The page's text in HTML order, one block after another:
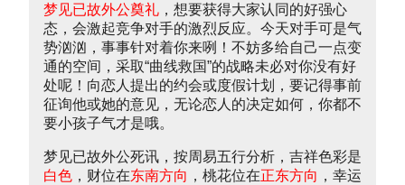
梦见已故外公奠礼 ，想要获得大家认同的好强心
态，会激起竞争对手的激烈反应。今天对手可是气
势汹汹，事事针对着你来咧！不妨多给自己一点变
通的空间，采取“曲线救国”的战略未必对你没有好
处呢！向恋人提出的约会或度假计划，要记得事前
征询他或她的意见，无论恋人的决定如何，你都不
要小孩子气才是哦。
梦见已故外公死讯，按周易五行分析，吉祥色彩是
白色 ，财位在东南方向 ，桃花位在正东方向 ，幸运